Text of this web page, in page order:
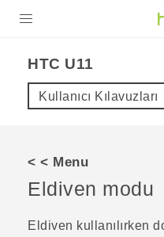
VIVE
VIVERSE
DESTEK
HTC U11‎
Kullanıcı Kılavuzları
< < Menu
Eldiven modu
Eldiven kullanılırken